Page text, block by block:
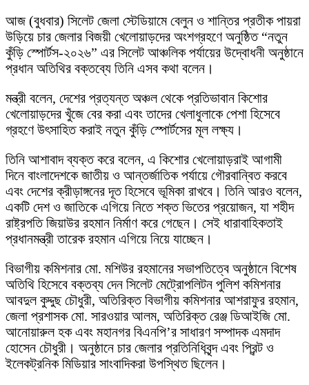
আজ (বুধবার) সিলেট জেলা স্টেডিয়ামে বেলুন ও শান্তির প্রতীক পায়রা
উড়িয়ে চার জেলার বিজয়ী খেলোয়াড়দের অংশগ্রহণে অনুষ্ঠিত “নতুন
কুঁড়ি স্পোর্টস-২০২৬” এর সিলেট আঞ্চলিক পর্যায়ের উদ্বোধনী অনুষ্ঠানে
প্রধান অতিথির বক্তব্যে তিনি এসব কথা বলেন।
মন্ত্রী বলেন, দেশের প্রত্যন্ত অঞ্চল থেকে প্রতিভাবান কিশোর
খেলোয়াড়দের খুঁজে বের করা এবং তাদের খেলাধুলাকে পেশা হিসেবে
গ্রহণে উৎসাহিত করাই নতুন কুঁড়ি স্পোর্টসের মূল লক্ষ্য।
তিনি আশাবাদ ব্যক্ত করে বলেন, এ কিশোর খেলোয়াড়রাই আগামী
দিনে বাংলাদেশকে জাতীয় ও আন্তর্জাতিক পর্যায়ে গৌরবান্বিত করবে
এবং দেশের ক্রীড়াঙ্গনের দূত হিসেবে ভূমিকা রাখবে। তিনি আরও বলেন,
একটি দেশ ও জাতিকে এগিয়ে নিতে শক্ত ভিতের প্রয়োজন, যা শহীদ
রাষ্ট্রপতি জিয়াউর রহমান নির্মাণ করে গেছেন। সেই ধারাবাহিকতাই
প্রধানমন্ত্রী তারেক রহমান এগিয়ে নিয়ে যাচ্ছেন।
বিভাগীয় কমিশনার মো. মশিউর রহমানের সভাপতিত্বে অনুষ্ঠানে বিশেষ
অতিথি হিসেবে বক্তব্য দেন সিলেট মেট্রোপলিটন পুলিশ কমিশনার
আবদুল কুদ্দুছ চৌধুরী, অতিরিক্ত বিভাগীয় কমিশনার আশরাফুর রহমান,
জেলা প্রশাসক মো. সারওয়ার আলম, অতিরিক্ত রেঞ্জ ডিআইজি মো.
আনোয়ারুল হক এবং মহানগর বিএনপি’র সাধারণ সম্পাদক এমদাদ
হোসেন চৌধুরী। অনুষ্ঠানে চার জেলার প্রতিনিধিবৃন্দ এবং প্রিন্ট ও
ইলেকট্রনিক মিডিয়ার সাংবাদিকরা উপস্থিত ছিলেন।